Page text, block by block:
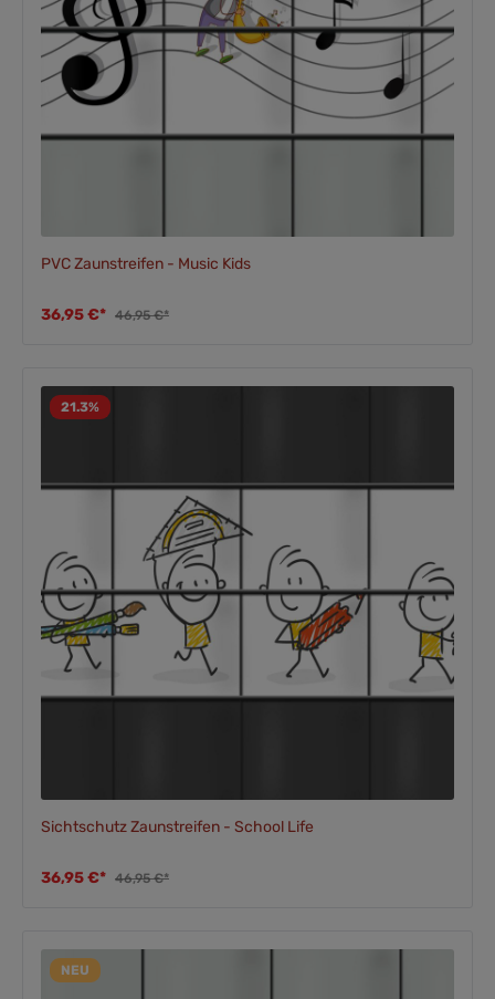
PVC Zaunstreifen - Music Kids
36,95 €* 46,95 €*
21.3%
Sichtschutz Zaunstreifen - School Life
36,95 €* 46,95 €*
NEU